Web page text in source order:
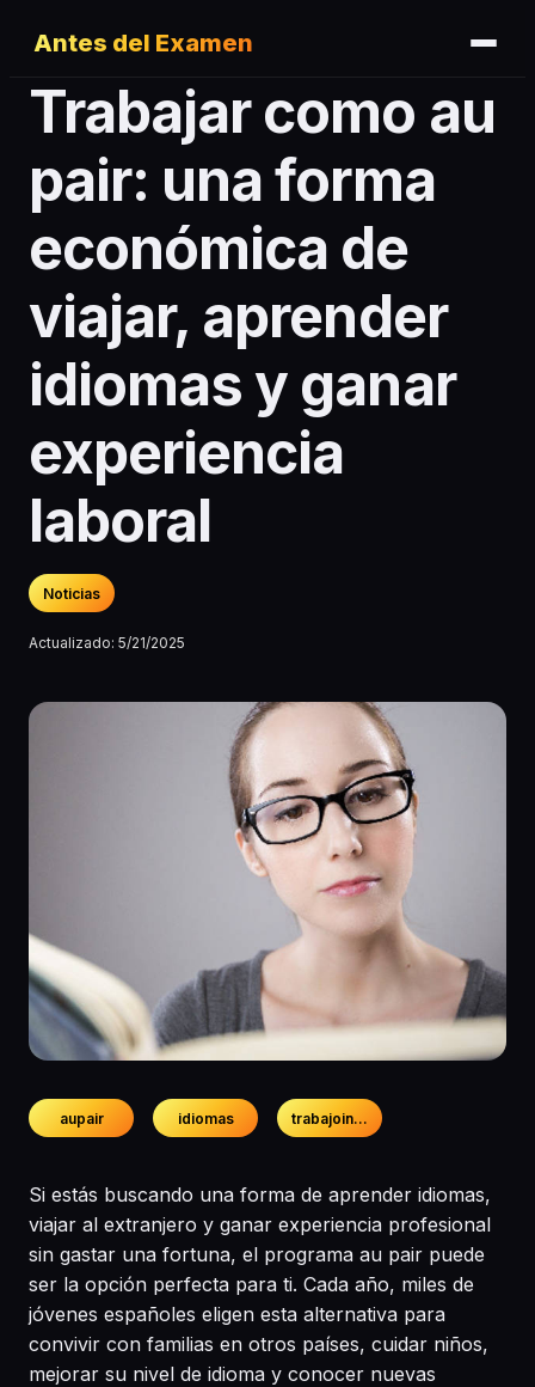
Antes del Examen
Trabajar como au
pair: una forma
económica de
viajar, aprender
idiomas y ganar
experiencia
laboral
Noticias
Actualizado: 5/21/2025
aupair idiomas trabajointernacional
Si estás buscando una forma de aprender idiomas,
viajar al extranjero y ganar experiencia profesional
sin gastar una fortuna, el programa au pair puede
ser la opción perfecta para ti. Cada año, miles de
jóvenes españoles eligen esta alternativa para
convivir con familias en otros países, cuidar niños,
mejorar su nivel de idioma y conocer nuevas